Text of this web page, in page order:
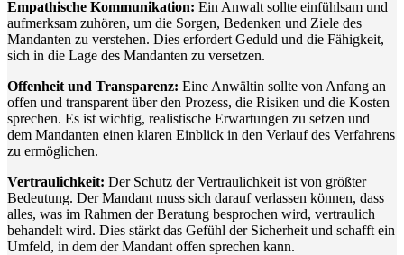
Empathische Kommunikation: Ein Anwalt sollte einfühlsam und
aufmerksam zuhören, um die Sorgen, Bedenken und Ziele des
Mandanten zu verstehen. Dies erfordert Geduld und die Fähigkeit,
sich in die Lage des Mandanten zu versetzen.
Offenheit und Transparenz: Eine Anwältin sollte von Anfang an
offen und transparent über den Prozess, die Risiken und die Kosten
sprechen. Es ist wichtig, realistische Erwartungen zu setzen und
dem Mandanten einen klaren Einblick in den Verlauf des Verfahrens
zu ermöglichen.
Vertraulichkeit: Der Schutz der Vertraulichkeit ist von größter
Bedeutung. Der Mandant muss sich darauf verlassen können, dass
alles, was im Rahmen der Beratung besprochen wird, vertraulich
behandelt wird. Dies stärkt das Gefühl der Sicherheit und schafft ein
Umfeld, in dem der Mandant offen sprechen kann.